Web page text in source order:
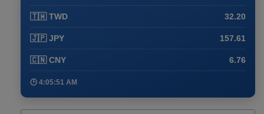
🇹🇼 TWD 32.20
🇯🇵 JPY 157.61
🇨🇳 CNY 6.76
🕒 4:05:51 AM